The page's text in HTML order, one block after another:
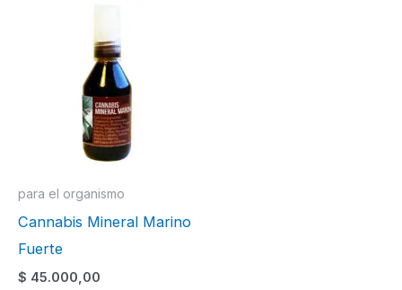
para el organismo
Cannabis Mineral Marino
Fuerte
$ 45.000,00